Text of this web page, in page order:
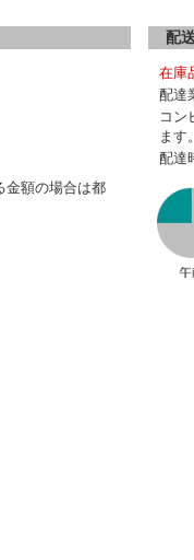
金額の場合は都
配
在庫
配達
コン
ます。
配達